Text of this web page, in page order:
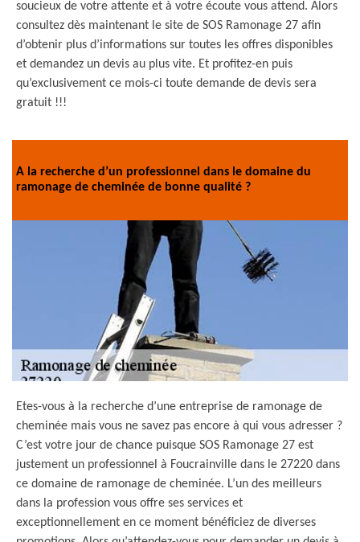
soucieux de votre attente et à votre écoute vous attend. Alors
consultez dès maintenant le site de SOS Ramonage 27 afin
d’obtenir plus d’informations sur toutes les offres disponibles
et demandez un devis au plus vite. Et profitez-en puis
qu’exclusivement ce mois-ci toute demande de devis sera
gratuit !!!
A la recherche d’un professionnel dans le domaine du
ramonage de cheminée de bonne qualité ?
Etes-vous à la recherche d’une entreprise de ramonage de
cheminée mais vous ne savez pas encore à qui vous adresser ?
C’est votre jour de chance puisque SOS Ramonage 27 est
justement un professionnel à Foucrainville dans le 27220 dans
ce domaine de ramonage de cheminée. L’un des meilleurs
dans la profession vous offre ses services et
exceptionnellement en ce moment bénéficiez de diverses